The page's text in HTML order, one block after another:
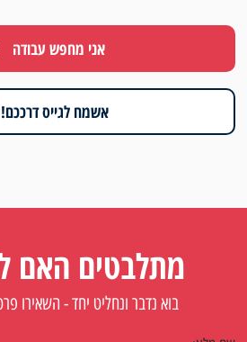
אני מחפש עבודה
אשמח לגייס דרככם!
מתלבטים האם
בוא נדבר ונחליט יחד - השאירו